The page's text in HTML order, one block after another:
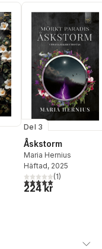
Andersson
Bjersby Zimmermann
Alba Lundström
Ramirez,Tess
Rikardsson
,Lizette
Lindskog,Ulla
Bjurström,Sam Philip
Stenström,Madelene
Lundvall ,Sabine
Svensson,Anna
Granberg, Emma
Isaksson
Del 3
Åskstorm
Maria Hernius
Häftad, 2025
5,0utav 5 stjärnor.
(1)
224 kr